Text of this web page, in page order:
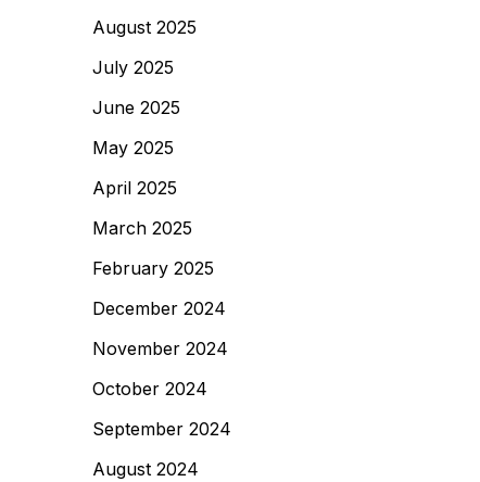
August 2025
July 2025
June 2025
May 2025
April 2025
March 2025
February 2025
December 2024
November 2024
October 2024
September 2024
August 2024